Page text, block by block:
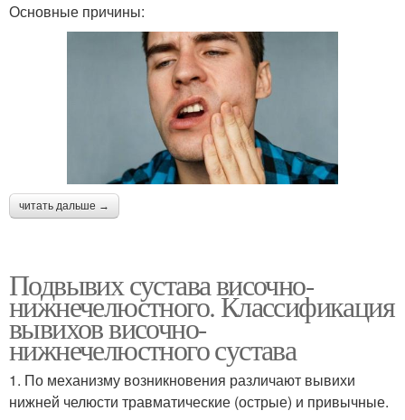
Основные причины:
читать дальше →
Подвывих сустава височно-
нижнечелюстного. Классификация
вывихов височно-
нижнечелюстного сустава
1. По механизму возникновения различают вывихи
нижней челюсти травматические (острые) и привычные.